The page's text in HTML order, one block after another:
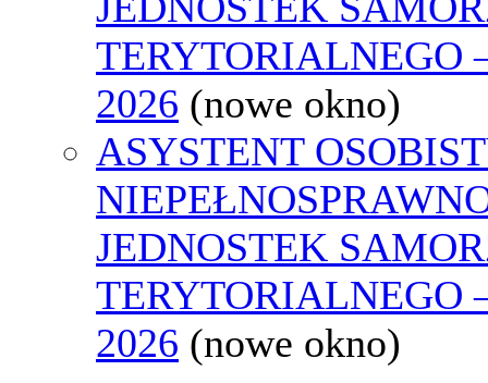
TERYTORIALNEGO
2026 (nowe okno)
ASYSTENT
JEDNOSTEK
TERYTORIALNEGO
2026 (nowe okno)